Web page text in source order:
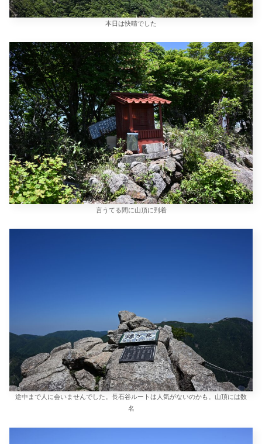
本日は快晴でした
言うてる間に山頂に到着
途中まで人に会いませんでした。長石谷ルートは人気がないのかも。山頂には数
名